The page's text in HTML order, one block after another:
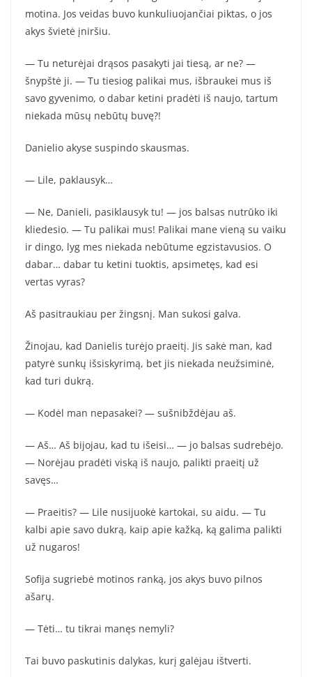
motina. Jos veidas buvo kunkuliuojančiai piktas, o jos
akys švietė įniršiu.
— Tu neturėjai drąsos pasakyti jai tiesą, ar ne? —
šnypštė ji. — Tu tiesiog palikai mus, išbraukei mus iš
savo gyvenimo, o dabar ketini pradėti iš naujo, tartum
niekada mūsų nebūtų buvę?!
Danielio akyse suspindo skausmas.
— Lile, paklausyk…
— Ne, Danieli, pasiklausyk tu! — jos balsas nutrūko iki
kliedesio. — Tu palikai mus! Palikai mane vieną su vaiku
ir dingo, lyg mes niekada nebūtume egzistavusios. O
dabar… dabar tu ketini tuoktis, apsimetęs, kad esi
vertas vyras?
Aš pasitraukiau per žingsnį. Man sukosi galva.
Žinojau, kad Danielis turėjo praeitį. Jis sakė man, kad
patyrė sunkų išsiskyrimą, bet jis niekada neužsiminė,
kad turi dukrą.
— Kodėl man nepasakei? — sušnibždėjau aš.
— Aš… Aš bijojau, kad tu išeisi… — jo balsas sudrebėjo.
— Norėjau pradėti viską iš naujo, palikti praeitį už
savęs…
— Praeitis? — Lile nusijuokė kartokai, su aidu. — Tu
kalbi apie savo dukrą, kaip apie kažką, ką galima palikti
už nugaros!
Sofija sugriebė motinos ranką, jos akys buvo pilnos
ašarų.
— Tėti… tu tikrai manęs nemyli?
Tai buvo paskutinis dalykas, kurį galėjau ištverti.